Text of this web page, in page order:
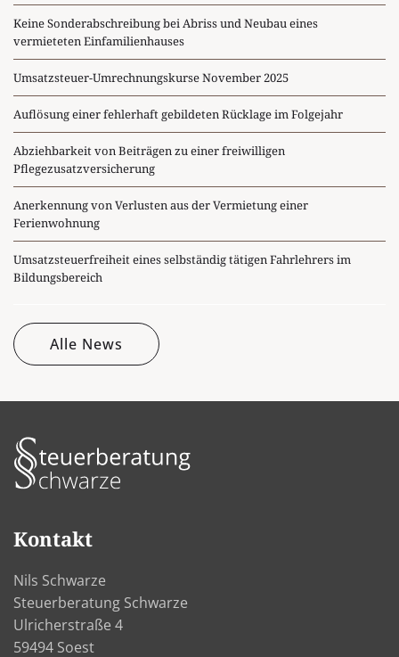
Keine Sonderabschreibung bei Abriss und Neubau eines
vermieteten Einfamilienhauses
Umsatzsteuer-Umrechnungskurse November 2025
Auflösung einer fehlerhaft gebildeten Rücklage im Folgejahr
Abziehbarkeit von Beiträgen zu einer freiwilligen
Pflegezusatzversicherung
Anerkennung von Verlusten aus der Vermietung einer
Ferienwohnung
Umsatzsteuerfreiheit eines selbständig tätigen Fahrlehrers im
Bildungsbereich
Alle News
Kontakt
Nils Schwarze
Steuerberatung Schwarze
Ulricherstraße 4
59494 Soest